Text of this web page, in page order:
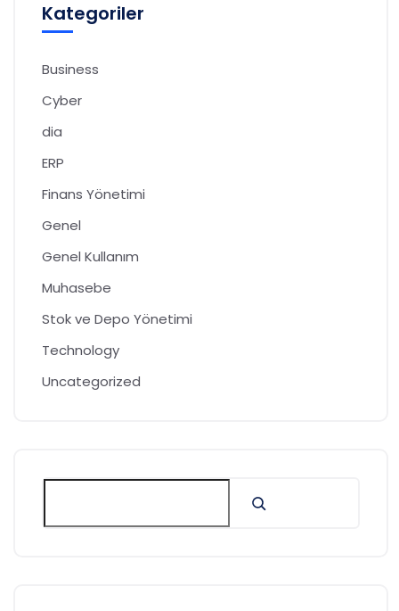
Kategoriler
Business
Cyber
dia
ERP
Finans Yönetimi
Genel
Genel Kullanım
Muhasebe
Stok ve Depo Yönetimi
Technology
Uncategorized